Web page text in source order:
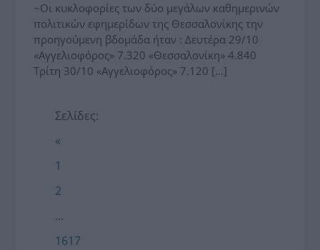
~Οι κυκλοφορίες των δύο μεγάλων καθημερινών
πολιτικών εφημερίδων της Θεσσαλονίκης την
προηγούμενη βδομάδα ήταν : Δευτέρα 29/10
«Αγγελιοφόρος» 7.320 «Θεσσαλονίκη» 4.840
Τρίτη 30/10 «Αγγελιοφόρος» 7.120 […]
Σελίδες:
«
1
2
...
1617